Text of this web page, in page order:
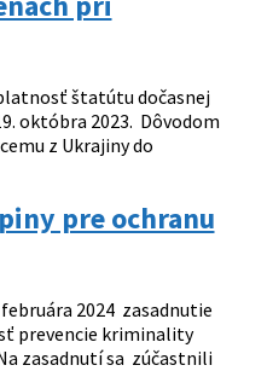
štatútu dočasnej
októbra 2023. Dôvodom
z Ukrajiny do
pre ochranu
2024 zasadnutie
prevencie kriminality
zasadnutí sa zúčastnili